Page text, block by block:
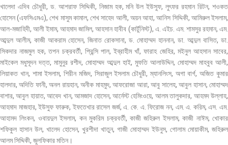
খালেদা এদিব চৌধুরী, ড. আশরাফ সিদ্দিকী, নিজাম হক, মনি উল ইউসুফ, লুৎফর রহমান রিটন, শওকত
হোসেন (এফসিএমএ), শেখ মাসুম কামাল, শেখ সাহেদ আলী, অয়ন আহা, আনিস সিদ্দিকী, আমিরুল ইসলাম,
আল-মজাহিদী, আলী ইমাম, আহমাদ জামিল, আহসান হাবীব (কার্টুনিস্ট), এ. এইচ. এম. শামসুর রহমান, এম.
আব্দুল আলীম, কাজী আকরাম হোসেন, জিনাত রোকসানা, ড. মোহাম্মদ হাননান, ডা. আব্দুল বাসিত, ডা.
সিকদার নাজমুল হক, তপন চক্রবর্তী, প্রিন্সি পাল, ইব্রাহীম খাঁ, ফারাহ জেহির, মইনুল আহসান সাবের,
মাইকেল মধুসূদন দত্ত, মামুনুর রশীদ, মোহাম্মদ আব্দুল হাই, মুফতি আলাউদ্দিন, মোহাম্মদ মাহবুব আলী,
লিয়াকত খান, শামা ইসলাম, শিরীন মজিদ, সিরাজুল ইসলাম চৌধুরী, ম্যানলিংস, অগা বার্গ, অজিত কুমার
হালদার, অদিতি ফানী, অনল রায়হান, অনীক মাহমুদ, আফরোজা আরা, আবু সালেহ, আবুল হাসান, মোহাম্মদ
বাশার, আবুল হায়াত, আবেদ খান, আমজাদ হোসেন, আর্নেস্ট হেমিংওয়ে, আলম তালুকদার, আহমদ উল্লাহ,
আহমাদ মাজহার, ইউসুফ ফারুক, ইফতেখার রাসেল জর্জ, এ. কে. এ. ফিরোজ নন, এম. এ. করিম, এস. এম.
আহামদ লিংকন, ওবায়দুল ইসলাম, কন মুকরিম চক্রবর্তী, কাজী জহিরুল ইসলাম, কাজী নাঈম, খোকার
শফিকুল হাসান উল, খালেদ হোসেন, খুরশীদা খাতুন, গাজী মোহাম্মদ ইউনুস, গোলাম মোয়াকীম, জহিরুল
আলম সিদ্দিকী, জুলফিকার মতিন।